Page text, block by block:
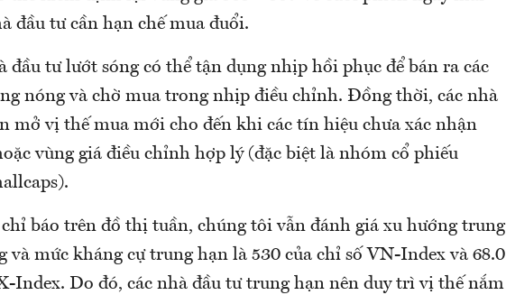
đầu tư cần hạn chế mua đuổi.
đầu tư lướt sóng có thể tận dụng nhịp hồi phục để bán ra các
nóng và chờ mua trong nhịp điều chỉnh. Đồng thời, các nhà
mở vị thế mua mới cho đến khi các tín hiệu chưa xác nhận
vùng giá điều chỉnh hợp lý (đặc biệt là nhóm cổ phiếu
báo trên đồ thị tuần, chúng tôi vẫn đánh giá xu hướng trung
và mức kháng cự trung hạn là 530 của chỉ số VN-Index và 68.0
Index. Do đó, các nhà đầu tư trung hạn nên duy trì vị thế nắm